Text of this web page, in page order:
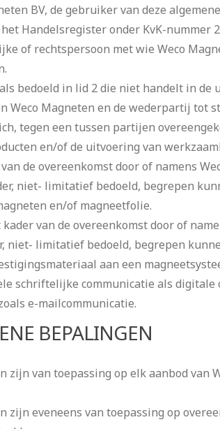
BV, de gebruiker van deze
Handelsregister onder KvK-nummer
of rechtspersoon met wie Weco
bedoeld in lid 2 die niet handelt in de
Weco Magneten en de wederpartij tot
tegen een tussen partijen
en/of de uitvoering van
de overeenkomst door of namens
niet- limitatief bedoeld, begrepen
en/of magneetfolie.
van de overeenkomst door of
niet- limitatief bedoeld, begrepen
aan een
schriftelijke communicatie als digitale
e-mailcommunicatie.
BEPALINGEN
zijn van toepassing op elk aanbod van
zijn eveneens van toepassing op